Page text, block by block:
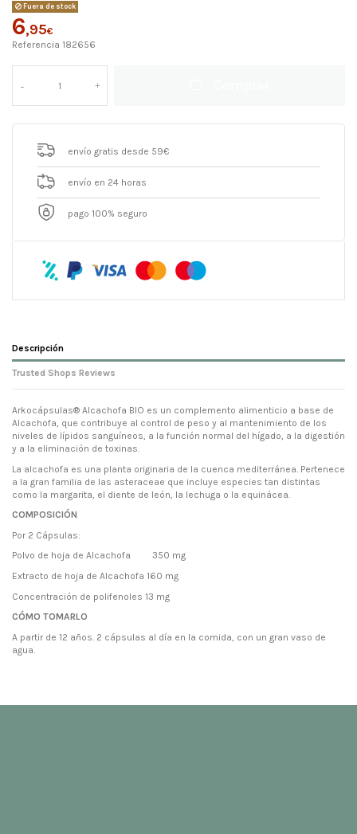
Fuera de stock
6,95€
Referencia 182656
envío gratis desde 59€
envío en 24 horas
pago 100% seguro
Descripción
Trusted Shops Reviews
Arkocápsulas® Alcachofa BIO es un complemento alimenticio a base de
Alcachofa, que contribuye al control de peso y al mantenimiento de los
niveles de lípidos sanguíneos, a la función normal del hígado, a la digestión
y a la eliminación de toxinas.
La alcachofa es una planta originaria de la cuenca mediterránea. Pertenece
a la gran familia de las asteraceae que incluye especies tan distintas
como la margarita, el diente de león, la lechuga o la equinácea.
COMPOSICIÓN
Por 2 Cápsulas:
Polvo de hoja de Alcachofa
350 mg
Extracto de hoja de Alcachofa 160 mg
Concentración de polifenoles 13 mg
CÓMO TOMARLO
A partir de 12 años. 2 cápsulas al día en la comida, con un gran vaso de
agua.